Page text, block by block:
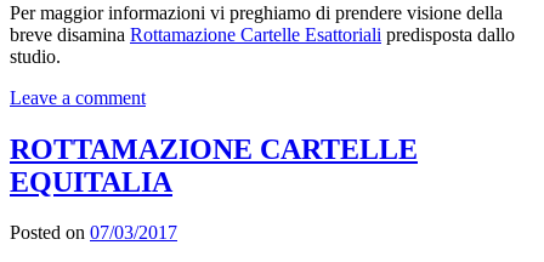
Per maggior informazioni vi preghiamo di prendere visione della
breve disamina Rottamazione Cartelle Esattoriali predisposta dallo
studio.
Leave a comment
ROTTAMAZIONE CARTELLE
EQUITALIA
Posted on 07/03/2017